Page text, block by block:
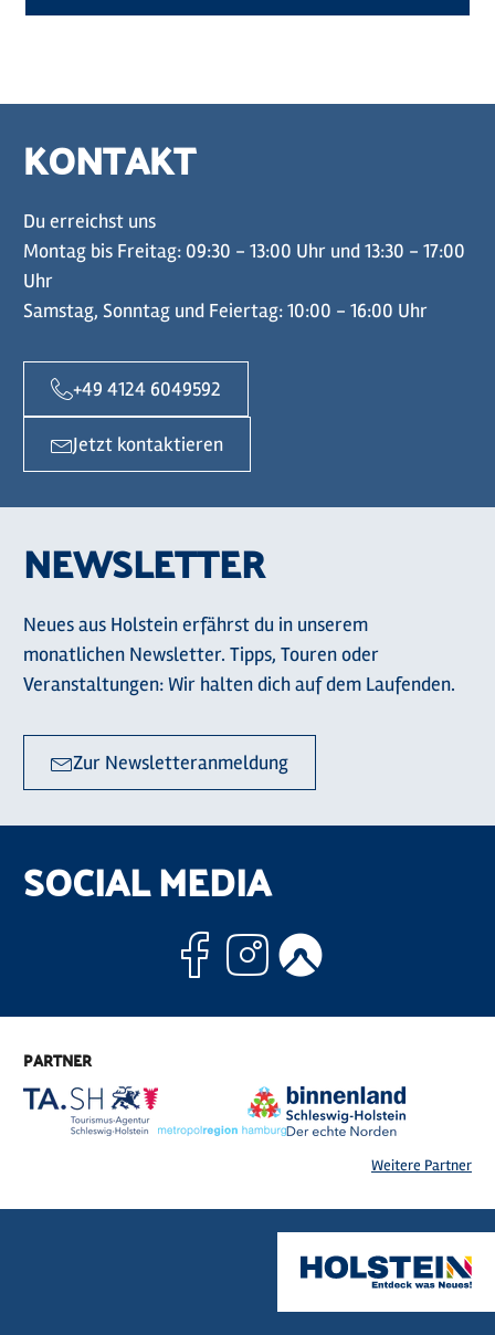
KONTAKT
Du erreichst uns
Montag bis Freitag: 09:30 - 13:00 Uhr und 13:30 - 17:00
Uhr
Samstag, Sonntag und Feiertag: 10:00 - 16:00 Uhr
+49 4124 6049592
Jetzt kontaktieren
NEWSLETTER
Neues aus Holstein erfährst du in unserem
monatlichen Newsletter. Tipps, Touren oder
Veranstaltungen: Wir halten dich auf dem Laufenden.
Zur Newsletteranmeldung
SOCIAL MEDIA
Facebook
Instagram
PARTNER
Weitere Partner